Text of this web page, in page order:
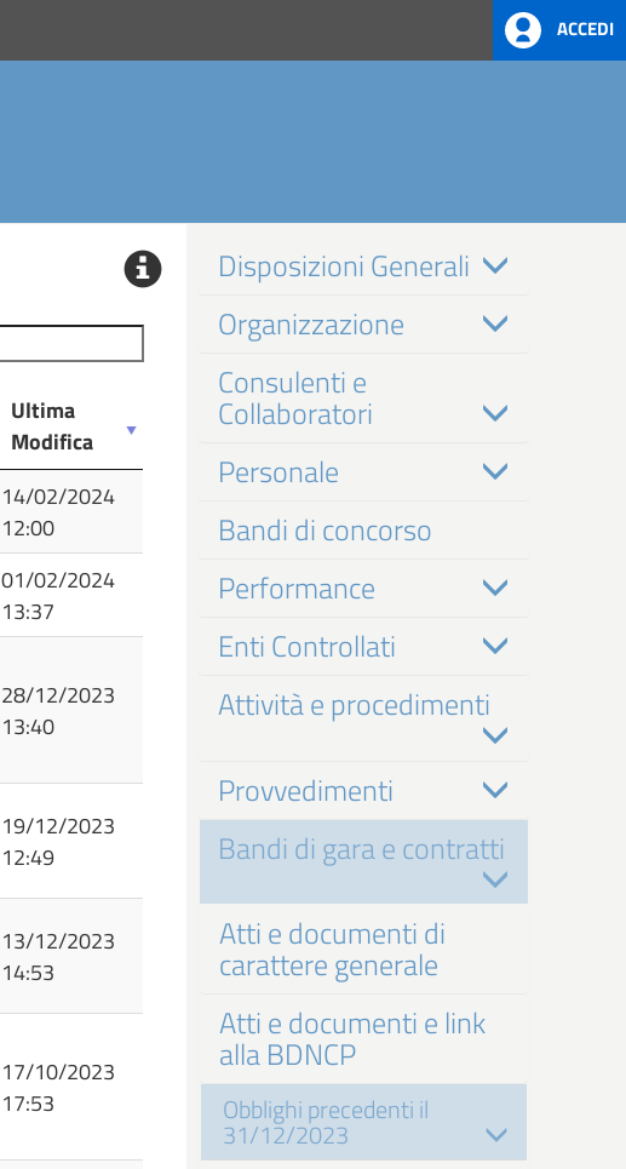
ACCEDI
Ultima
Modifica
Ultima
Modifica
14/02/2024
12:00
01/02/2024
13:37
28/12/2023
13:40
19/12/2023
12:49
13/12/2023
14:53
17/10/2023
17:53
Disposizioni Generali
Organizzazione
Consulenti e
Collaboratori
Personale
Bandi di concorso
Performance
Enti Controllati
Attività e procedimenti
Provvedimenti
Bandi di gara e contratti
Atti e documenti di
carattere generale
Atti e documenti e link
alla BDNCP
Obblighi precedenti il
31/12/2023